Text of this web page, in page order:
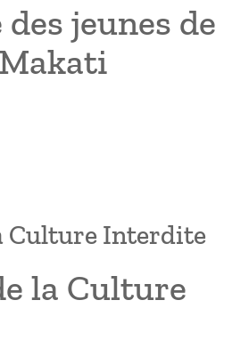
jeunes de
Culture Interdite
la Culture